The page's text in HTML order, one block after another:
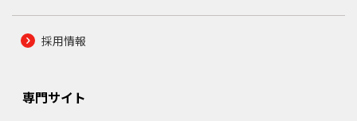
採用情報
専門サイト